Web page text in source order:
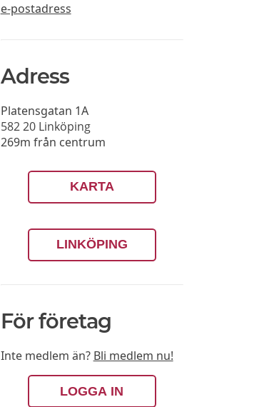
e-postadress
Adress
Platensgatan 1A
582 20 Linköping
269m från centrum
KARTA
LINKÖPING
För företag
Inte medlem än? Bli medlem nu!
LOGGA IN